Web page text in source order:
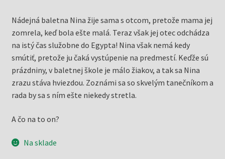
bola:
6,27 €.
je:
2,00 €.
Nádejná baletna Nina žije sama s otcom, pretože mama jej
zomrela, keď bola ešte malá. Teraz však jej otec odchádza
na istý čas služobne do Egypta! Nina však nemá kedy
smútiť, pretože ju čaká vystúpenie na predmestí. Keďže sú
prázdniny, v baletnej škole je málo žiakov, a tak sa Nina
zrazu stáva hviezdou. Zoznámi sa so skvelým tanečníkom a
rada by sa s ním ešte niekedy stretla.
A čo na to on?
Na sklade